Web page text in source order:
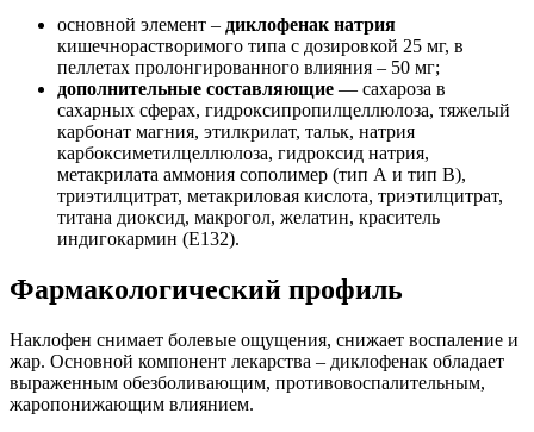
основной элемент – диклофенак натрия
кишечнорастворимого типа с дозировкой 25 мг, в
пеллетах пролонгированного влияния – 50 мг;
дополнительные составляющие — сахароза в
сахарных сферах, гидроксипропилцеллюлоза, тяжелый
карбонат магния, этилкрилат, тальк, натрия
карбоксиметилцеллюлоза, гидроксид натрия,
метакрилата аммония сополимер (тип А и тип В),
триэтилцитрат, метакриловая кислота, триэтилцитрат,
титана диоксид, макрогол, желатин, краситель
индигокармин (Е132).
Фармакологический профиль
Наклофен снимает болевые ощущения, снижает воспаление и
жар. Основной компонент лекарства – диклофенак обладает
выраженным обезболивающим, противовоспалительным,
жаропонижающим влиянием.